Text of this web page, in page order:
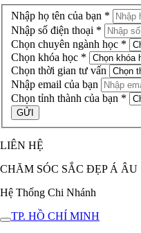
Nhập họ tên của bạn *
Nhập số điện thoại *
Chọn chuyên ngành học *
Chọn khóa học *
Chọn thời gian tư vấn
Nhập email của bạn
Chọn tỉnh thành của bạn *
LIÊN HỆ
CHĂM SÓC SẮC ĐẸP Á ÂU
Hệ Thống Chi Nhánh
TP. HỒ CHÍ MINH